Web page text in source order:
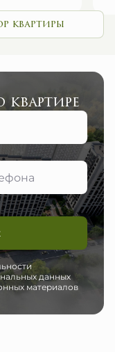
квартиры
данных
материалов